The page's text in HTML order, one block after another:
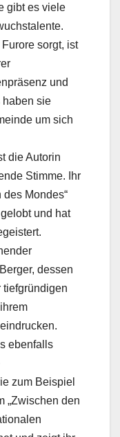
gibt es viele
sorgt, ist
und
haben sie
um sich
die Autorin
Stimme. Ihr
des Mondes“
und hat
dessen
tiefgründigen
ebenfalls
zum Beispiel
„Zwischen den